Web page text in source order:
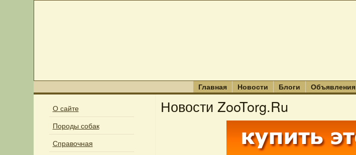
Главная Новости Блоги Объявления
О сайте
Породы собак
Справочная
Новости ZooTorg.Ru